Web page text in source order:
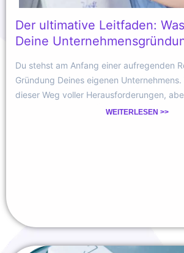
Der ultimative Leitfaden:
Deine
Du stehst am Anfang einer aufregenden
Gründung Deines eigenen
dieser Weg voller Herausforderungen,
WEITERLESEN >>